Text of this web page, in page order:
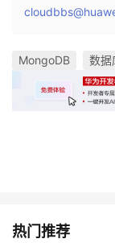
MongoDB 数据
热门推荐